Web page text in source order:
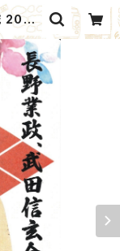
2026
冑工房
ANNA